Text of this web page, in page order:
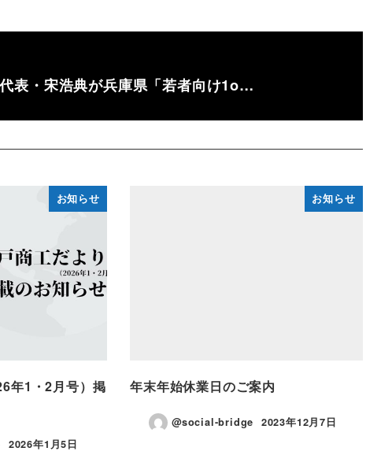
表・宋浩典が兵庫県「若者向け1o…
お知らせ
年1・2月号）掲
投稿日
2026年1月5日
お知らせ
年末年始休業日のご案内
@social-bridge
投稿日
2023年12月7日